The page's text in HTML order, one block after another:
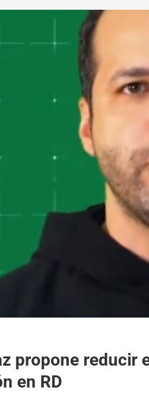
propone reducir
en RD